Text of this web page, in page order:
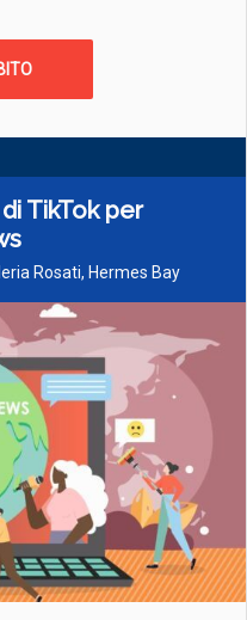
TikTok per
Rosati, Hermes Bay